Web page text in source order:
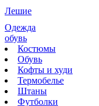
Лешие
Одежда
обувь
Костюмы
Обувь
Кофты и худи
Термобелье
Штаны
Футболки